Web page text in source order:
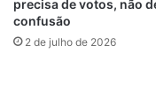
irreverência.
Expressamos
à família,
precisa de votos, não
confusão
2 de julho de 2026